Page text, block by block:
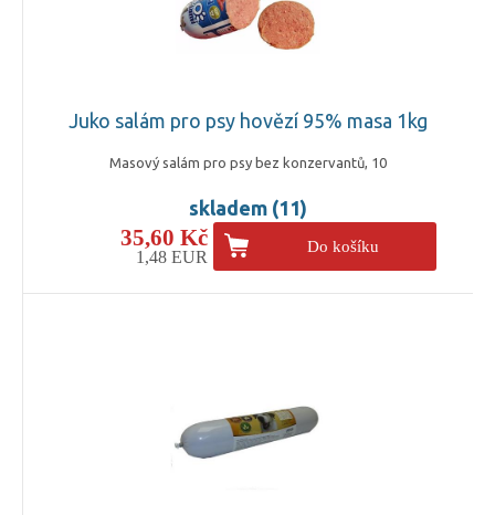
Juko salám pro psy hovězí 95% masa 1kg
Masový salám pro psy bez konzervantů, 10
skladem (11)
35,60 Kč
1,48 EUR
Do košíku